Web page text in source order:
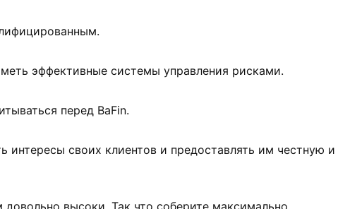
эффективные системы управления рисками.
перед BaFin.
своих клиентов и предоставлять им честную и